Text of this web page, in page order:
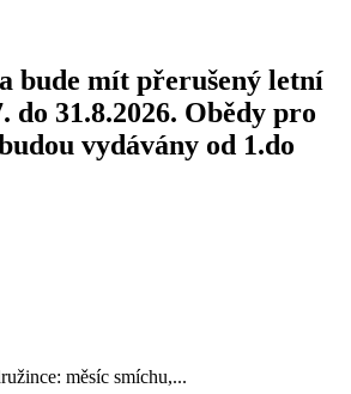
bude mít přerušený letní
do 31.8.2026. Obědy pro
vydávány od 1.do
měsíc smíchu,...